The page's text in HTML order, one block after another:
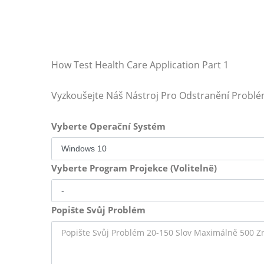
How Test Health Care Application Part 1
Vyzkoušejte Náš Nástroj Pro Odstranění
Vyberte Operační Systém
Vyberte Program Projekce (Volitelně)
Popište Svůj Problém